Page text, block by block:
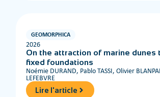
GEOMORPHICA
2026
On the attraction of marine dunes
fixed foundations
Noémie DURAND, Pablo TASSI, Olivier
LEFEBVRE
Lire l'article